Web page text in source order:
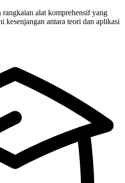
rangkaian alat komprehensif yang
kesenjangan antara teori dan aplikasi